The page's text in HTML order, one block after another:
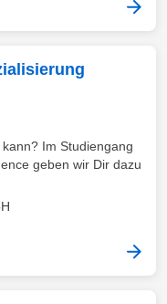
Im Studiengang
geben wir Dir dazu